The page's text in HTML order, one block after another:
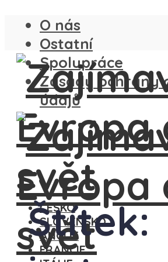
O nás
Ostatní
Spolupráce
Zásady ochrany
údajů
ČESKO
SLOVENSKO
ANGLIE
FRANCIE
Štítek: